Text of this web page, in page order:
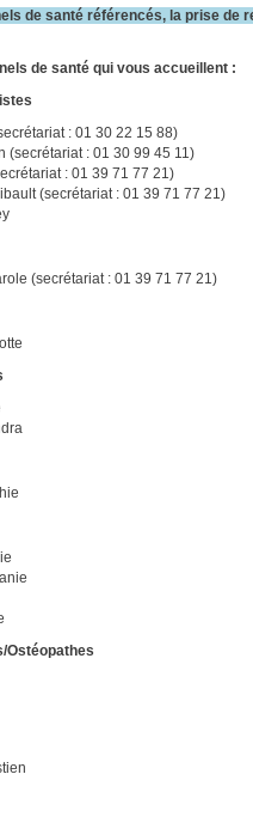
de santé référencés, la prise de
de santé qui vous accueillent :
: 01 30 22 15 88)
(secrétariat : 01 30 99 45 11)
: 01 39 71 77 21)
(secrétariat : 01 39 71 77 21)
(secrétariat : 01 39 71 77 21)
Ostéopathes